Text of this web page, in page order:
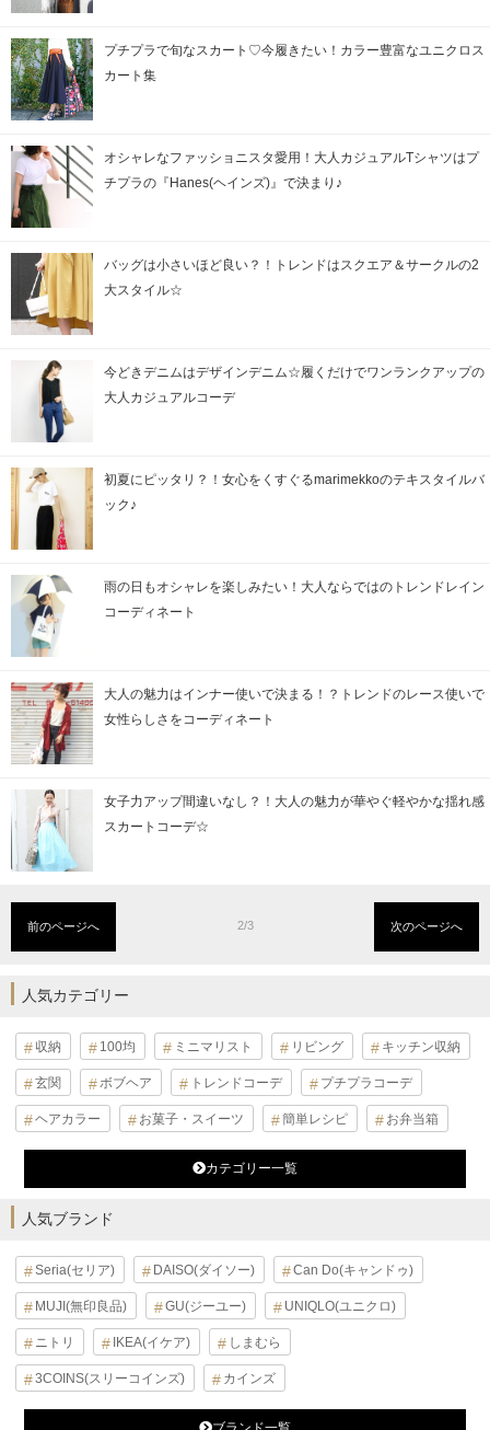
プチプラで旬なスカート♡今履きたい！カラー豊富なユニクロス
カート集
オシャレなファッショニスタ愛用！大人カジュアルTシャツはプ
チプラの『Hanes(ヘインズ)』で決まり♪
バッグは小さいほど良い？！トレンドはスクエア＆サークルの2
大スタイル☆
今どきデニムはデザインデニム☆履くだけでワンランクアップの
大人カジュアルコーデ
初夏にピッタリ？！女心をくすぐるmarimekkoのテキスタイルバ
ック♪
雨の日もオシャレを楽しみたい！大人ならではのトレンドレイン
コーディネート
大人の魅力はインナー使いで決まる！？トレンドのレース使いで
女性らしさをコーディネート
女子力アップ間違いなし？！大人の魅力が華やぐ軽やかな揺れ感
スカートコーデ☆
2/3
前のページへ 次のページへ
人気カテゴリー
収納 100均 ミニマリスト リビング キッチン収納
玄関 ボブヘア トレンドコーデ プチプラコーデ
ヘアカラー お菓子・スイーツ 簡単レシピ お弁当箱
カテゴリー一覧
人気ブランド
Seria(セリア) DAISO(ダイソー) Can Do(キャンドゥ)
MUJI(無印良品) GU(ジーユー) UNIQLO(ユニクロ)
ニトリ IKEA(イケア) しまむら
3COINS(スリーコインズ) カインズ